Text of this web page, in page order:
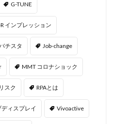
G-TUNE
R インプレッション
チスタ Job-change
MMT コロナショック
スク RPAとは
ィスプレイ Vivoactive